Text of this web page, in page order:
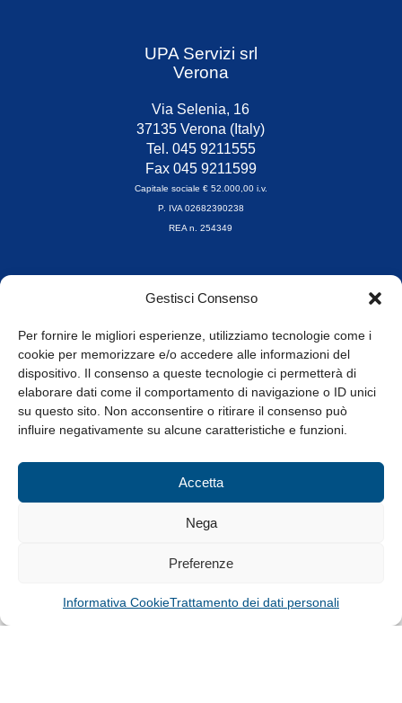
Gestisci Consenso
Per fornire le migliori esperienze, utilizziamo tecnologie come i
cookie per memorizzare e/o accedere alle informazioni del
dispositivo. Il consenso a queste tecnologie ci permetterà di
elaborare dati come il comportamento di navigazione o ID unici
su questo sito. Non acconsentire o ritirare il consenso può
influire negativamente su alcune caratteristiche e funzioni.
Accetta
Nega
Preferenze
Informativa CookieTrattamento dei dati personali
UPA Servizi srl
Verona
Via Selenia, 16
37135 Verona (Italy)
Tel. 045 9211555
Fax 045 9211599
Capitale sociale € 52.000,00 i.v.
P. IVA 02682390238
REA n. 254349
Orari di apertura
8.30-13.00 / 14.00-17.30
Whistleblowing
© Tutti i diritti riservati
Privacy Policy e Cookie|Informativa Cookie